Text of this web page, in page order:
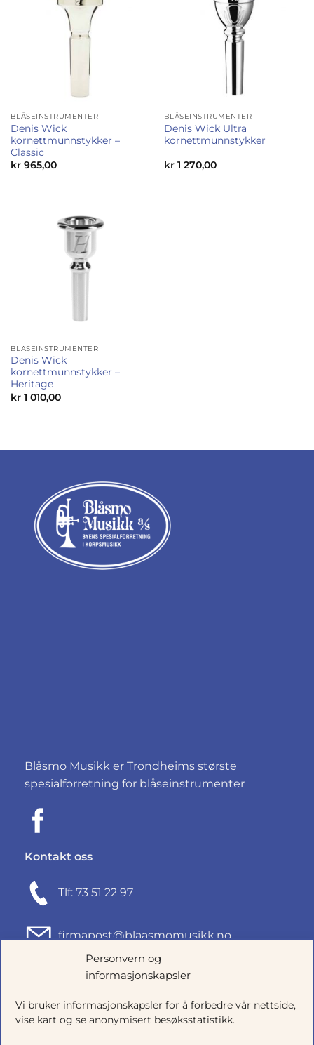
Personvern og
informasjonskapsler
Vi bruker informasjonskapsler for å forbedre vår nettside,
vise kart og se anonymisert besøksstatistikk.
BLÅSEINSTRUMENTER
Denis Wick
kornettmunnstykker –
Classic
kr965,00
BLÅSEINSTRUMENTER
Denis Wick Ultra
kornettmunnstykker
kr1 270,00
BLÅSEINSTRUMENTER
Denis Wick
kornettmunnstykker –
Heritage
kr1 010,00
Blåsmo Musikk er Trondheims største
spesialforretning for blåseinstrumenter
Kontakt oss
Tlf: 73 51 22 97
firmapost@blaasmomusikk.no
Fjordgata 46, 7010 TRONDHEIM
Org.nr: 935434165